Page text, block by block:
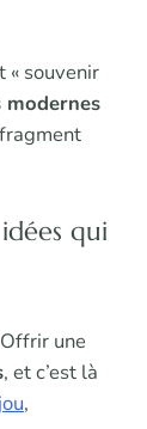
« souvenir
modernes
qui
une
, et c’est là
,